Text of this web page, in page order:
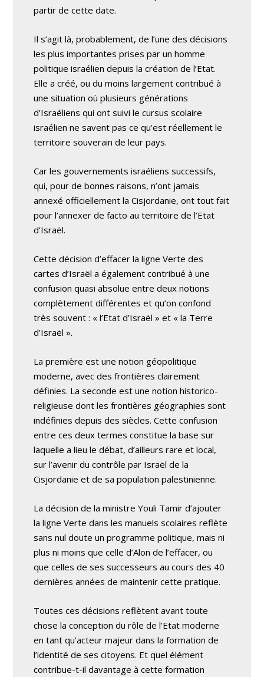
partir de cette date.
Il s’agit là, probablement, de l’une des décisions
les plus importantes prises par un homme
politique israélien depuis la création de l’Etat.
Elle a créé, ou du moins largement contribué à
une situation où plusieurs générations
d’Israéliens qui ont suivi le cursus scolaire
israélien ne savent pas ce qu’est réellement le
territoire souverain de leur pays.
Car les gouvernements israéliens successifs,
qui, pour de bonnes raisons, n’ont jamais
annexé officiellement la Cisjordanie, ont tout fait
pour l’annexer de facto au territoire de l’Etat
d’Israël.
Cette décision d’effacer la ligne Verte des
cartes d’Israël a également contribué à une
confusion quasi absolue entre deux notions
complètement différentes et qu’on confond
très souvent : « l’Etat d’Israël » et « la Terre
d’Israël ».
La première est une notion géopolitique
moderne, avec des frontières clairement
définies. La seconde est une notion historico-
religieuse dont les frontières géographies sont
indéfinies depuis des siècles. Cette confusion
entre ces deux termes constitue la base sur
laquelle a lieu le débat, d’ailleurs rare et local,
sur l’avenir du contrôle par Israël de la
Cisjordanie et de sa population palestinienne.
La décision de la ministre Youli Tamir d’ajouter
la ligne Verte dans les manuels scolaires reflète
sans nul doute un programme politique, mais ni
plus ni moins que celle d’Alon de l’effacer, ou
que celles de ses successeurs au cours des 40
dernières années de maintenir cette pratique.
Toutes ces décisions reflètent avant toute
chose la conception du rôle de l’Etat moderne
en tant qu’acteur majeur dans la formation de
l’identité de ses citoyens. Et quel élément
contribue-t-il davantage à cette formation